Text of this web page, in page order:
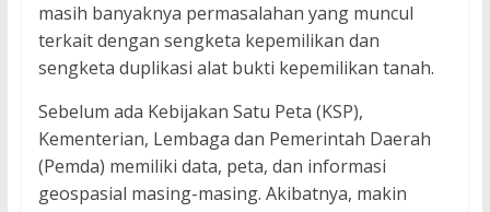
masih banyaknya permasalahan yang muncul
terkait dengan sengketa kepemilikan dan
sengketa duplikasi alat bukti kepemilikan tanah.
Sebelum ada Kebijakan Satu Peta (KSP),
Kementerian, Lembaga dan Pemerintah Daerah
(Pemda) memiliki data, peta, dan informasi
geospasial masing-masing. Akibatnya, makin